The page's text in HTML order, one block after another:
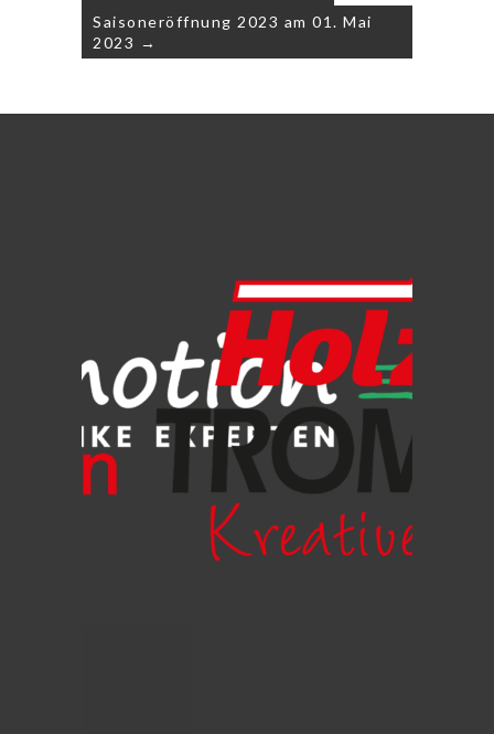
Saisoneröffnung 2023 am 01. Mai
2023 →